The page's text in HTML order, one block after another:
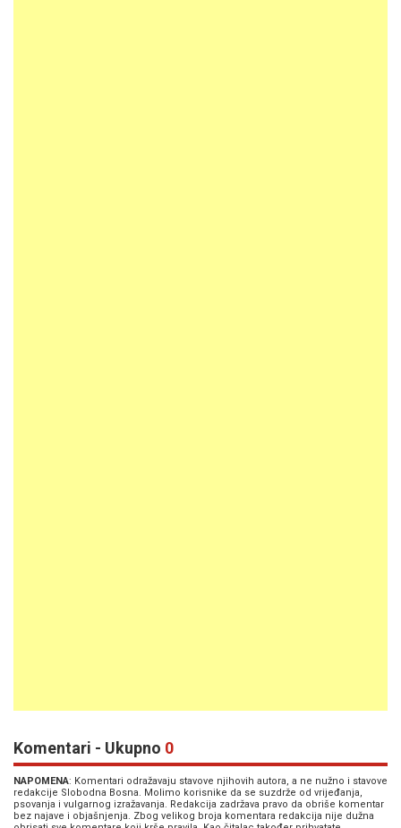
Komentari - Ukupno 0
NAPOMENA: Komentari odražavaju stavove njihovih autora, a ne nužno i stavove
redakcije Slobodna Bosna. Molimo korisnike da se suzdrže od vrijeđanja,
psovanja i vulgarnog izražavanja. Redakcija zadržava pravo da obriše komentar
bez najave i objašnjenja. Zbog velikog broja komentara redakcija nije dužna